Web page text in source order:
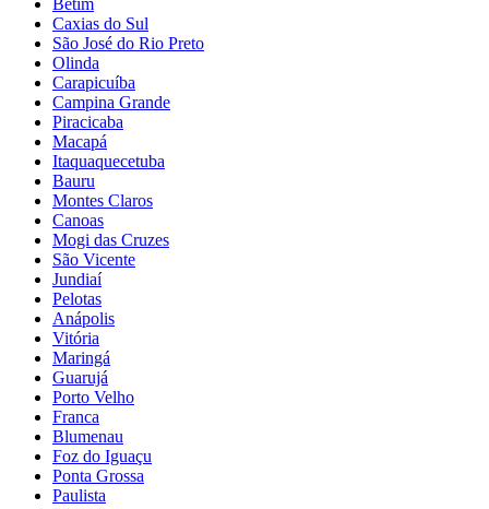
Betim
Caxias do Sul
São José do Rio Preto
Olinda
Carapicuíba
Campina Grande
Piracicaba
Macapá
Itaquaquecetuba
Bauru
Montes Claros
Canoas
Mogi das Cruzes
São Vicente
Jundiaí
Pelotas
Anápolis
Vitória
Maringá
Guarujá
Porto Velho
Franca
Blumenau
Foz do Iguaçu
Ponta Grossa
Paulista